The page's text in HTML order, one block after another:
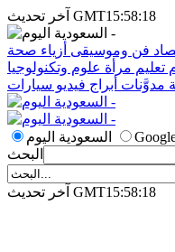
آخر تحديث GMT15:58:18
فن وموسيقى أزياء صحة
تعليم مرأة علوم وتكنولوجيا
مدوَّنات أبراج فيديو سيارات
السعودية اليوم
البحث
آخر تحديث GMT15:58:18